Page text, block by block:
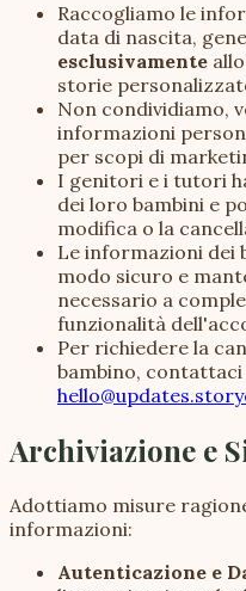
Raccogliamo le
data di nascita,
esclusivamente
storie
Non condividiamo,
informazioni
per scopi di
I genitori e i tutori
dei loro bambini e
modifica o la
Le informazioni dei
modo sicuro e
necessario a
funzionalità
Per richiedere la
bambino,
Archiviazione e
Adottiamo misure
informazioni:
Autenticazione e